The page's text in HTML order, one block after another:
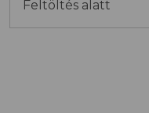
Feltöltés alatt